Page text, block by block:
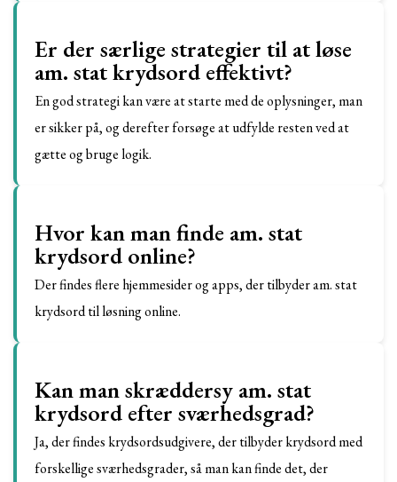
Er der særlige strategier til at løse
am. stat krydsord effektivt?
En god strategi kan være at starte med de oplysninger, man
er sikker på, og derefter forsøge at udfylde resten ved at
gætte og bruge logik.
Hvor kan man finde am. stat
krydsord online?
Der findes flere hjemmesider og apps, der tilbyder am. stat
krydsord til løsning online.
Kan man skræddersy am. stat
krydsord efter sværhedsgrad?
Ja, der findes krydsordsudgivere, der tilbyder krydsord med
forskellige sværhedsgrader, så man kan finde det, der